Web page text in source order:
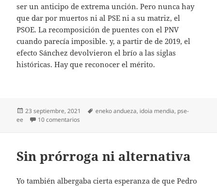
ser un anticipo de extrema unción. Pero nunca hay
que dar por muertos ni al PSE ni a su matriz, el
PSOE. La recomposición de puentes con el PNV
cuando parecía imposible. y, a partir de de 2019, el
efecto Sánchez devolvieron el brío a las siglas
históricas. Hay que reconocer el mérito.
Publicado
23 septiembre, 2021 Etiquetas
eneko andueza, idoia mendia, pse-
ee
10 comentarios
Sin prórroga ni alternativa
Yo también albergaba cierta esperanza de que Pedro